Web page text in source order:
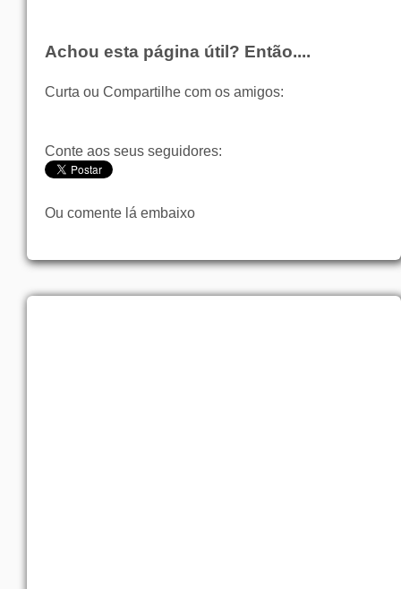
Achou esta página útil? Então....
Curta ou Compartilhe com os amigos:
Conte aos seus seguidores:
Ou comente lá embaixo